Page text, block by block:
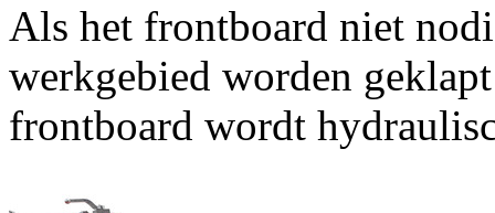
Als het frontboard niet
werkgebied worden
frontboard wordt